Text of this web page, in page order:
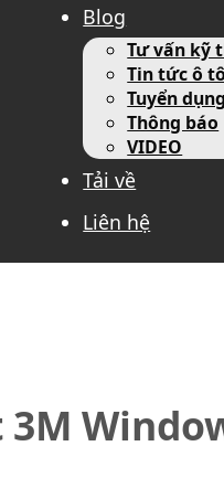
Blog
Tư vấn kỹ
Tin tức ô tô
Tuyển dụng
Thông báo
VIDEO
Tải về
Liên hệ